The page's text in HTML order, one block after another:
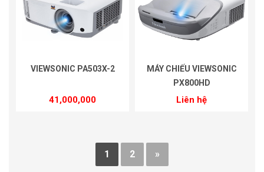
VIEWSONIC PA503X-2
41,000,000
MÁY CHIẾU VIEWSONIC
PX800HD
Liên hệ
1 2 »